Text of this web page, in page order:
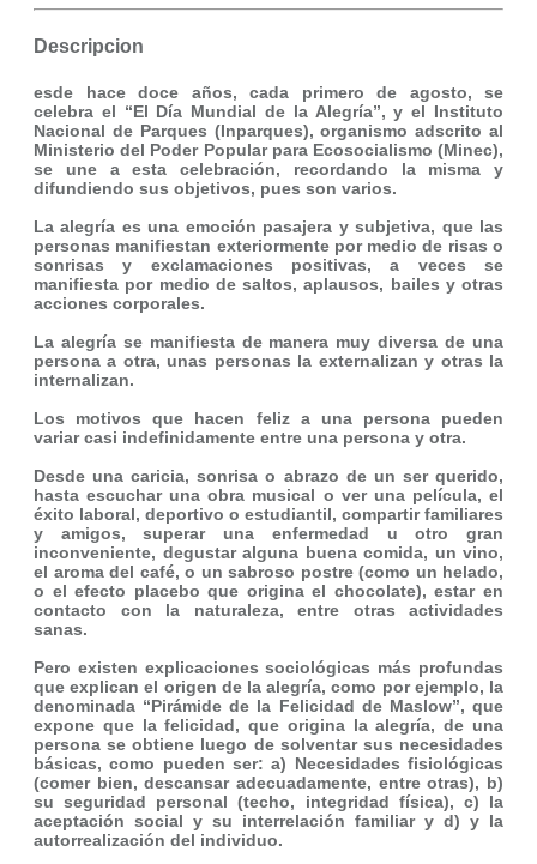
Descripcion
esde hace doce años, cada primero de agosto, se
celebra el “El Día Mundial de la Alegría”, y el Instituto
Nacional de Parques (Inparques), organismo adscrito al
Ministerio del Poder Popular para Ecosocialismo (Minec),
se une a esta celebración, recordando la misma y
difundiendo sus objetivos, pues son varios.
La alegría es una emoción pasajera y subjetiva, que las
personas manifiestan exteriormente por medio de risas o
sonrisas y exclamaciones positivas, a veces se
manifiesta por medio de saltos, aplausos, bailes y otras
acciones corporales.
La alegría se manifiesta de manera muy diversa de una
persona a otra, unas personas la externalizan y otras la
internalizan.
Los motivos que hacen feliz a una persona pueden
variar casi indefinidamente entre una persona y otra.
Desde una caricia, sonrisa o abrazo de un ser querido,
hasta escuchar una obra musical o ver una película, el
éxito laboral, deportivo o estudiantil, compartir familiares
y amigos, superar una enfermedad u otro gran
inconveniente, degustar alguna buena comida, un vino,
el aroma del café, o un sabroso postre (como un helado,
o el efecto placebo que origina el chocolate), estar en
contacto con la naturaleza, entre otras actividades
sanas.
Pero existen explicaciones sociológicas más profundas
que explican el origen de la alegría, como por ejemplo, la
denominada “Pirámide de la Felicidad de Maslow”, que
expone que la felicidad, que origina la alegría, de una
persona se obtiene luego de solventar sus necesidades
básicas, como pueden ser: a) Necesidades fisiológicas
(comer bien, descansar adecuadamente, entre otras), b)
su seguridad personal (techo, integridad física), c) la
aceptación social y su interrelación familiar y d) y la
autorrealización del individuo.